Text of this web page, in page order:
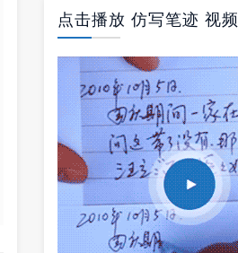
点击播放 仿写笔迹 视频